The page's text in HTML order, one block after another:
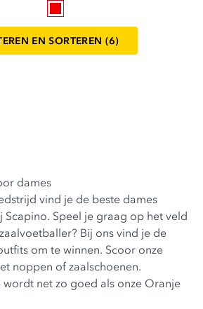
EN SORTEREN (6)
dames
vind je de beste dames
Speel je graag op het veld
Bij ons vind je de
om te winnen. Scoor onze
noppen of zaalschoenen.
wordt net zo goed als onze Oranje